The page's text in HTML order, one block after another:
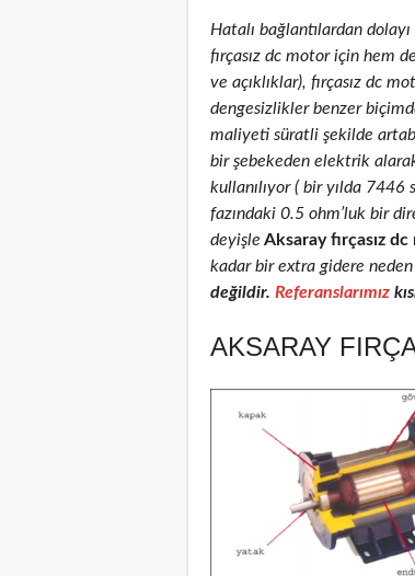
Hatalı bağlantılardan
fırçasız dc motor için hem
ve açıklıklar), fırçasız dc
dengesizlikler benzer
maliyeti süratli şekilde
bir şebekeden elektrik
kullanılıyor ( bir yılda 7446
fazındaki 0.5 ohm’luk bir
deyişle Aksaray fırçasız
kadar bir extra gidere neden
değildir. Referanslarımız
AKSARAY